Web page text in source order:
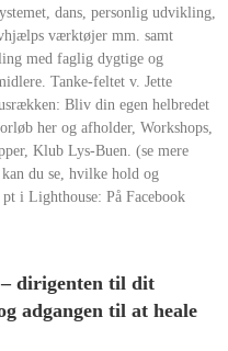
dans, personlig udvikling,
værktøjer mm. samt
med faglig dygtige og
Tanke-feltet v. Jette
Bliv din egen helbredet
her og afholder, Workshops,
Klub Lys-Buen. (se mere
du se, hvilke hold og
i Lighthouse: På Facebook
– dirigenten til dit
adgangen til at heale